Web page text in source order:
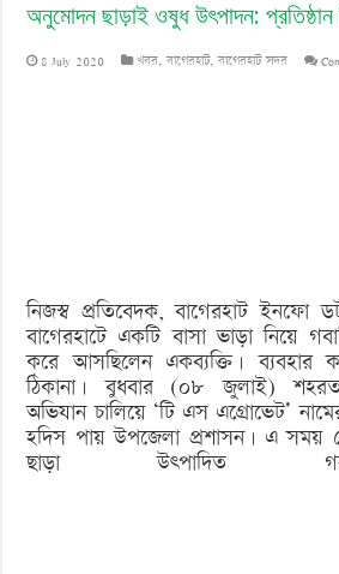
অনুমোদন ছাড়াই ওষুধ উৎপাদন: প্রতিষ্ঠান
8 July 2020 খবর,বাগেরহাট,বাগেরহাট সদর
নিজস্ব প্রতিবেদক, বাগেরহাট ইনফো
বাগেরহাটে একটি বাসা ভাড়া নিয়ে
করে আসছিলেন একব্যক্তি। ব্যবহার
ঠিকানা। বুধবার (০৮ জুলাই)
অভিযান চালিয়ে ‘টি এস এগ্রোভেট’
হদিস পায় উপজেলা প্রশাসন। এ সময়
ছাড়া উৎপাদিত